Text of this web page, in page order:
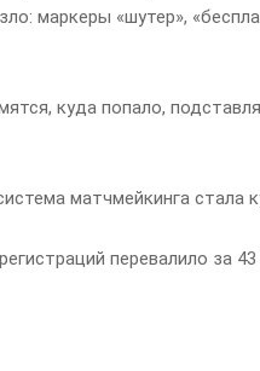
маркеры «шутер»,
куда попало,
матчмейкинга стала
перевалило за